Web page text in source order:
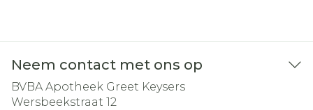
Neem contact met ons op
BVBA Apotheek Greet Keysers
Wersbeekstraat 12